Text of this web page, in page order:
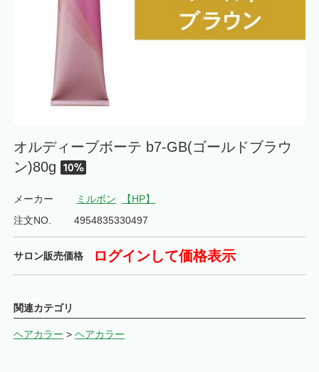
オルディーブボーテ b7-GB(ゴールドブラウ
ン)80g
メーカー ミルボン
【HP】
注文NO.
4954835330497
サロン販売価格 ログインして価格表示
関連カテゴリ
ヘアカラー >ヘアカラー